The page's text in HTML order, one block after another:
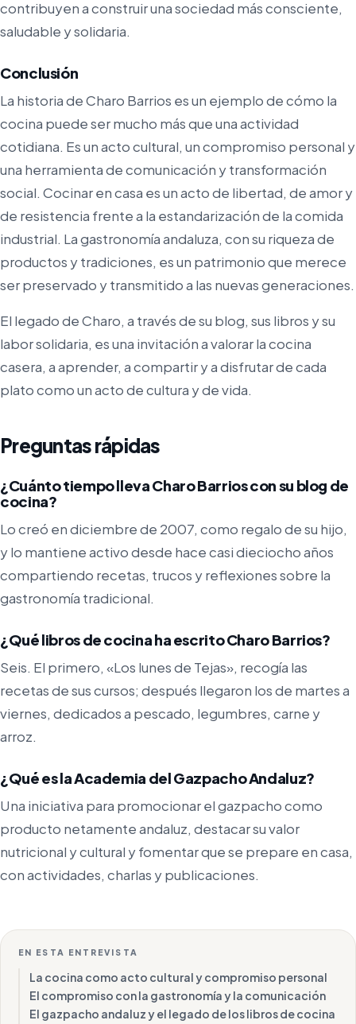
contribuyen a construir una sociedad más consciente,
saludable y solidaria.
Conclusión
La historia de Charo Barrios es un ejemplo de cómo la
cocina puede ser mucho más que una actividad
cotidiana. Es un acto cultural, un compromiso personal y
una herramienta de comunicación y transformación
social. Cocinar en casa es un acto de libertad, de amor y
de resistencia frente a la estandarización de la comida
industrial. La gastronomía andaluza, con su riqueza de
productos y tradiciones, es un patrimonio que merece
ser preservado y transmitido a las nuevas generaciones.
El legado de Charo, a través de su blog, sus libros y su
labor solidaria, es una invitación a valorar la cocina
casera, a aprender, a compartir y a disfrutar de cada
plato como un acto de cultura y de vida.
Preguntas rápidas
¿Cuánto tiempo lleva Charo Barrios con su blog de
cocina?
Lo creó en diciembre de 2007, como regalo de su hijo,
y lo mantiene activo desde hace casi dieciocho años
compartiendo recetas, trucos y reflexiones sobre la
gastronomía tradicional.
¿Qué libros de cocina ha escrito Charo Barrios?
Seis. El primero, «Los lunes de Tejas», recogía las
recetas de sus cursos; después llegaron los de martes a
viernes, dedicados a pescado, legumbres, carne y
arroz.
¿Qué es la Academia del Gazpacho Andaluz?
Una iniciativa para promocionar el gazpacho como
producto netamente andaluz, destacar su valor
nutricional y cultural y fomentar que se prepare en casa,
con actividades, charlas y publicaciones.
EN ESTA ENTREVISTA
La cocina como acto cultural y compromiso personal
El compromiso con la gastronomía y la comunicación
El gazpacho andaluz y el legado de los libros de cocina